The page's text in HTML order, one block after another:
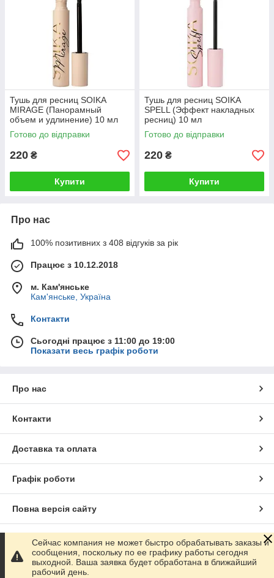
Тушь для ресниц SOIKА
MIRAGE (Панорамный
объем и удлинение) 10 мл
Готово до відправки
220 ₴
Купити
Тушь для ресниц SOIKА
SPELL (Эффект накладных
ресниц) 10 мл
Готово до відправки
220 ₴
Купити
Про нас
100% позитивних з 408 відгуків за рік
Працює з 10.12.2018
м. Кам'янське
Кам'янське, Україна
Контакти
Сьогодні працює з 11:00 до 19:00
Показати весь графік роботи
Про нас
Контакти
Доставка та оплата
Графік роботи
Повна версія сайту
Сайт створено на маркетплейсі Prom.ua
Політика конфіденційності
Сейчас компания не может быстро обрабатывать заказы и
сообщения, поскольку по ее графику работы сегодня
выходной. Ваша заявка будет обработана в ближайший
рабочий день.